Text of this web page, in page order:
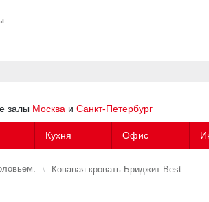
залы Москва и Санкт-Петербург
Кухня Офис
Кованая кровать Бриджит Best